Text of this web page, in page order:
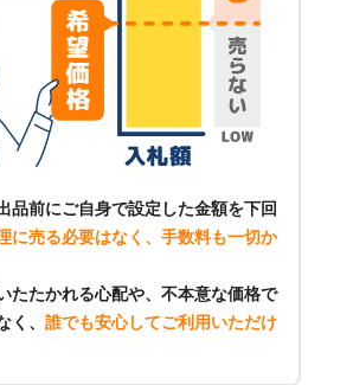
品前にご自身で設定した金額を下回
に売る必要はなく、手数料も一切か
たたかれる心配や、不本意な価格で
く、 誰でも安心してご利用いただけ